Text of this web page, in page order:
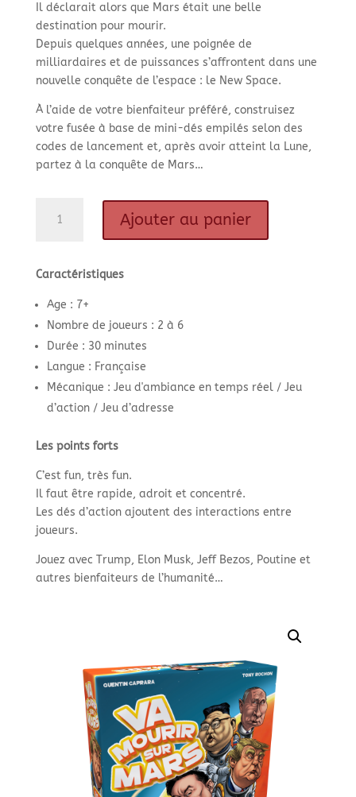
Il déclarait alors que Mars était une belle
destination pour mourir.
Depuis quelques années, une poignée de
milliardaires et de puissances s’affrontent dans une
nouvelle conquête de l’espace : le New Space.
À l’aide de votre bienfaiteur préféré, construisez
votre fusée à base de mini-dés empilés selon des
codes de lancement et, après avoir atteint la Lune,
partez à la conquête de Mars…
sur
Mars
Ajouter au panier
Caractéristiques
Age : 7+
Nombre de joueurs : 2 à 6
Durée : 30 minutes
Langue : Française
Mécanique : Jeu d'ambiance en temps réel / Jeu
d’action / Jeu d’adresse
Les points forts
C’est fun, très fun.
Il faut être rapide, adroit et concentré.
Les dés d’action ajoutent des interactions entre
joueurs.
Jouez avec Trump, Elon Musk, Jeff Bezos, Poutine et
autres bienfaiteurs de l’humanité…